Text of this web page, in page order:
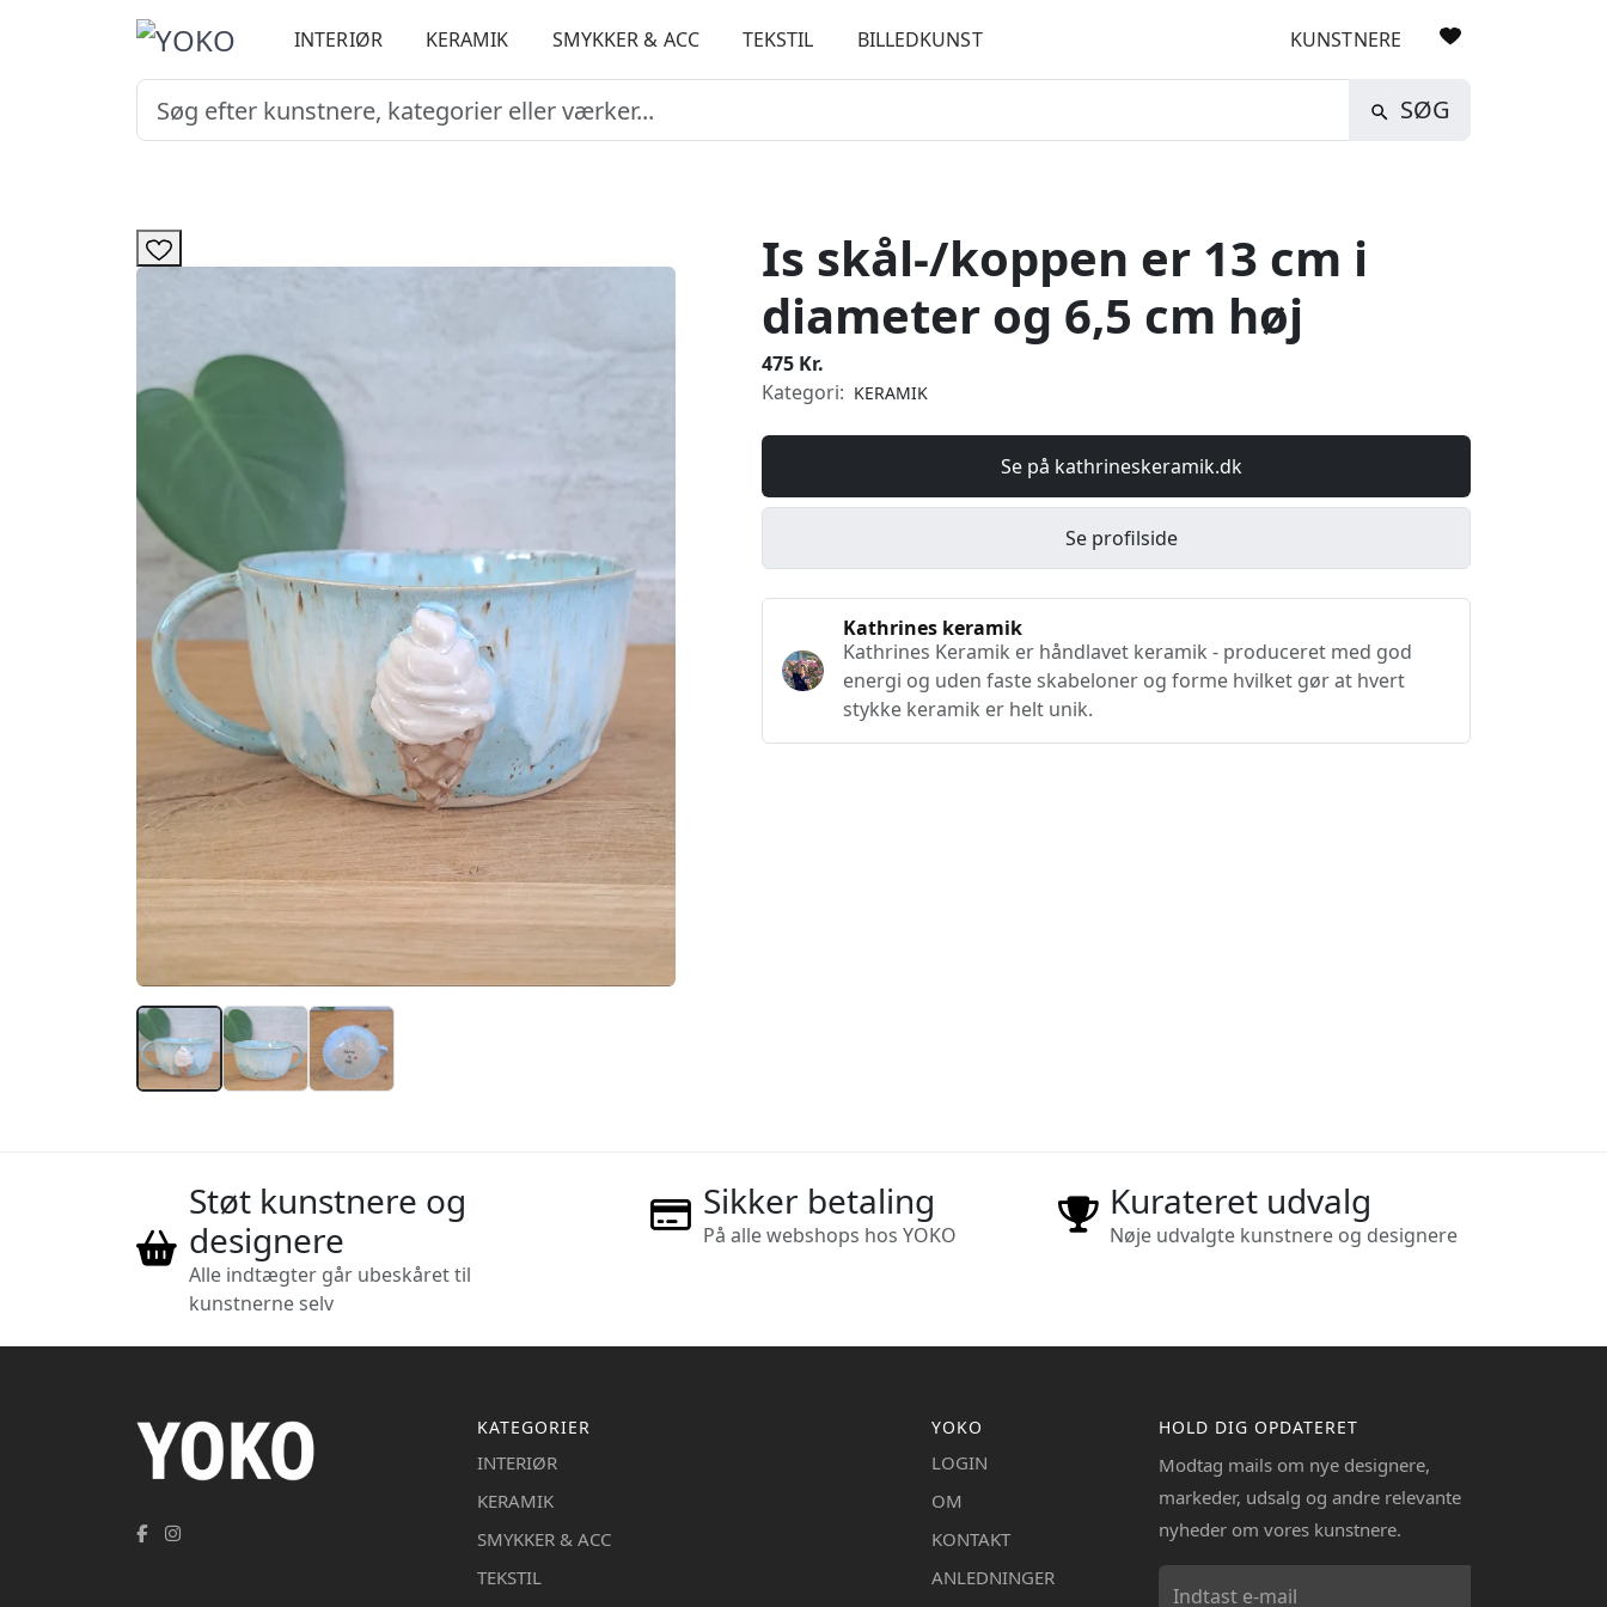
INTERIØR KERAMIK SMYKKER & ACC TEKSTIL BILLEDKUNST KUNSTNERE
SØG
Is skål-/koppen er 13 cm i
diameter og 6,5 cm høj
475 Kr.
Kategori: KERAMIK
Se på kathrineskeramik.dk
Se profilside
Kathrines keramik
Kathrines Keramik er håndlavet keramik - produceret med god
energi og uden faste skabeloner og forme hvilket gør at hvert
stykke keramik er helt unik.
Støt kunstnere og
designere
Alle indtægter går ubeskåret til
kunstnerne selv
Sikker betaling
På alle webshops hos YOKO
Kurateret udvalg
Nøje udvalgte kunstnere og designere
KATEGORIER
INTERIØR
KERAMIK
SMYKKER & ACC
TEKSTIL
YOKO
LOGIN
OM
KONTAKT
ANLEDNINGER
HOLD DIG OPDATERET
Modtag mails om nye designere,
markeder, udsalg og andre relevante
nyheder om vores kunstnere.